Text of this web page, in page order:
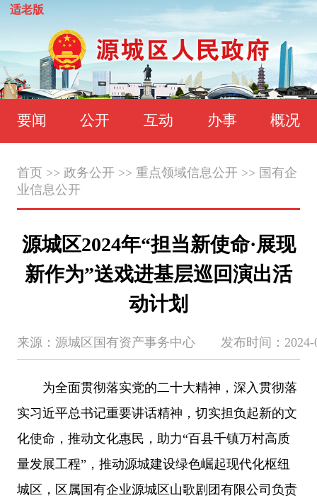
适老版
要闻 公开 互动 办事 概况
首页 >> 政务公开>> 重点领域信息公开>> 国有企
业信息公开
源城区2024年“担当新使命·展现
新作为”送戏进基层巡回演出活
动计划
来源：源城区国有资产事务中心 发布时间：2024-
为全面贯彻落实党的二十大精神，深入贯彻落
实习近平总书记重要讲话精神，切实担负起新的文
化使命，推动文化惠民，助力“百县千镇万村高质
量发展工程”，推动源城建设绿色崛起现代化枢纽
城区，区属国有企业源城区山歌剧团有限公司负责